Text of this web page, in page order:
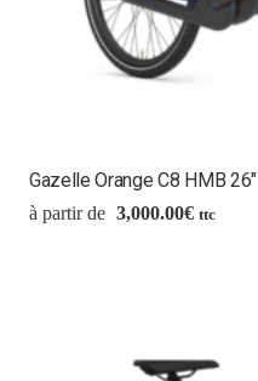
Gazelle Orange C8 HMB 26″
3,000.00€ ttc